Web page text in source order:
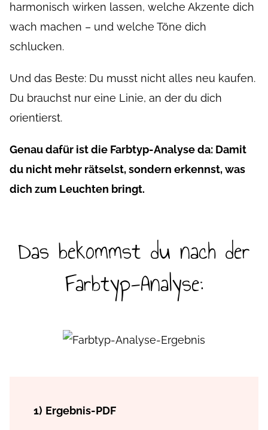
harmonisch wirken lassen, welche Akzente dich
wach machen – und welche Töne dich
schlucken.
Und das Beste: Du musst nicht alles neu kaufen.
Du brauchst nur eine Linie, an der du dich
orientierst.
Genau dafür ist die Farbtyp-Analyse da: Damit
du nicht mehr rätselst, sondern erkennst, was
dich zum Leuchten bringt.
Das bekommst du nach der
Farbtyp-Analyse:
1) Ergebnis-PDF